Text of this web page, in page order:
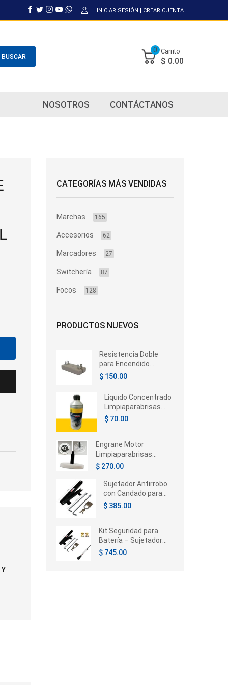
INICIAR SESIÓN | CREAR CUENTA
BUSCAR
0 Carrito
$ 0.00
NOSOTROS CONTÁCTANOS
Y
CATEGORÍAS MÁS VENDIDAS
Marchas 165
Accesorios 62
Marcadores 27
Switchería 87
Focos 128
PRODUCTOS NUEVOS
Resistencia Doble
para Encendido
Electrónico 4
Automotive
$ 150.00
Líquido Concentrado
Limpiaparabrisas
Hella 350ml –
$ 70.00
Engrane Motor
Limpiaparabrisas
Chrysler Voyager /
Country 1996-2005
$ 270.00
Sujetador Antirrobo
con Candado para
Batería de Auto |
$ 385.00
Kit Seguridad para
Batería – Sujetador
con Candado,
$ 745.00